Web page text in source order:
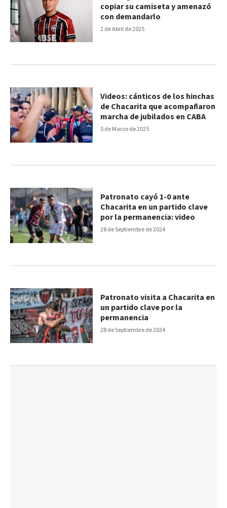
2 de Abril de 2025
copiar su camiseta y amenazó
con demandarlo
5 de Marzo de 2025
Videos: cánticos de los hinchas
de Chacarita que acompañaron
marcha de jubilados en CABA
28 de Septiembre de 2024
Patronato cayó 1-0 ante
Chacarita en un partido clave
por la permanencia: video
28 de Septiembre de 2024
Patronato visita a Chacarita en
un partido clave por la
permanencia